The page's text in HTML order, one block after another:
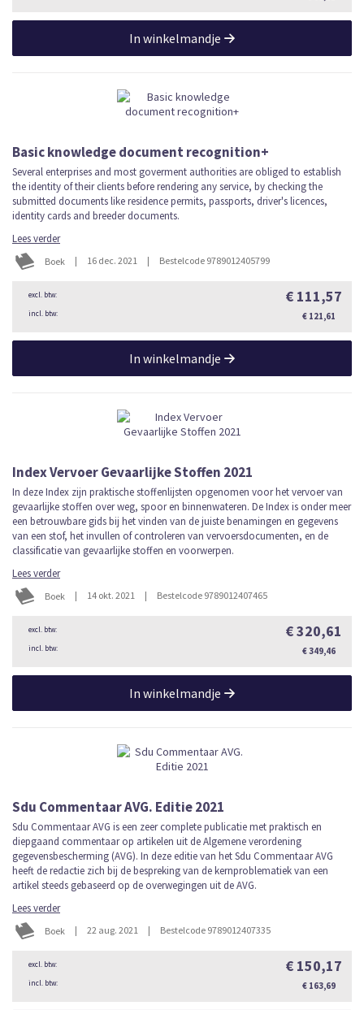
In winkelmandje
Basic knowledge document recognition+
Several enterprises and most goverment authorities are obliged to establish
the identity of their clients before rendering any service, by checking the
submitted documents like residence permits, passports, driver's licences,
identity cards and breeder documents.
Lees verder
Boek | 16 dec. 2021 | Bestelcode 9789012405799
€ 111,57
€ 121,61
In winkelmandje
Index Vervoer Gevaarlijke Stoffen 2021
In deze Index zijn praktische stoffenlijsten opgenomen voor het vervoer van
gevaarlijke stoffen over weg, spoor en binnenwateren. De Index is onder meer
een betrouwbare gids bij het vinden van de juiste benamingen en gegevens
van een stof, het invullen of controleren van vervoersdocumenten, en de
classificatie van gevaarlijke stoffen en voorwerpen.
Lees verder
Boek | 14 okt. 2021 | Bestelcode 9789012407465
€ 320,61
€ 349,46
In winkelmandje
Sdu Commentaar AVG. Editie 2021
Sdu Commentaar AVG is een zeer complete publicatie met praktisch en
diepgaand commentaar op artikelen uit de Algemene verordening
gegevensbescherming (AVG). In deze editie van het Sdu Commentaar AVG
heeft de redactie zich bij de bespreking van de kernproblematiek van een
artikel steeds gebaseerd op de overwegingen uit de AVG.
Lees verder
Boek | 22 aug. 2021 | Bestelcode 9789012407335
€ 150,17
€ 163,69